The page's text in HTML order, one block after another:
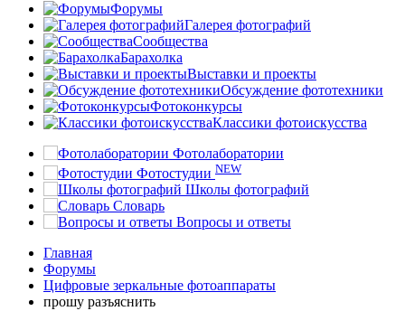
Форумы
Галерея фотографий
Сообщества
Барахолка
Выставки и проекты
Обсуждение фототехники
Фотоконкурсы
Классики фотоискусства
Фотолаборатории
Фотостудии NEW
Школы фотографий
Словарь
Вопросы и ответы
Главная
Форумы
Цифровые зеркальные фотоаппараты
прошу разъяснить